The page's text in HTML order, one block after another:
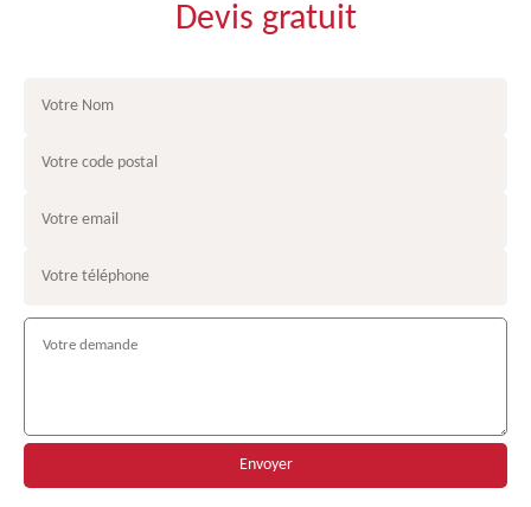
Devis gratuit